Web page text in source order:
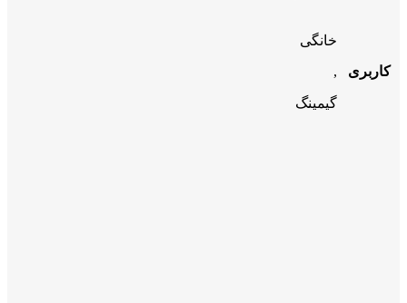
کاربری
خانگی
,
گیمینگ